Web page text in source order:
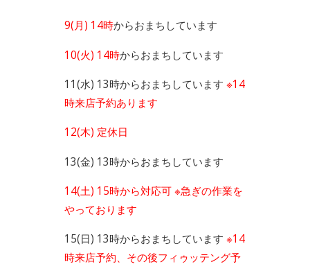
9(月) 14時からおまちしています
10(火) 14時からおまちしています
11(水) 13時からおまちしています ※14
時来店予約あります
12(木) 定休日
13(金) 13時からおまちしています
14(土) 15時から対応可 ※急ぎの作業を
やっております
15(日) 13時からおまちしています ※14
時来店予約、その後フィゥッテング予